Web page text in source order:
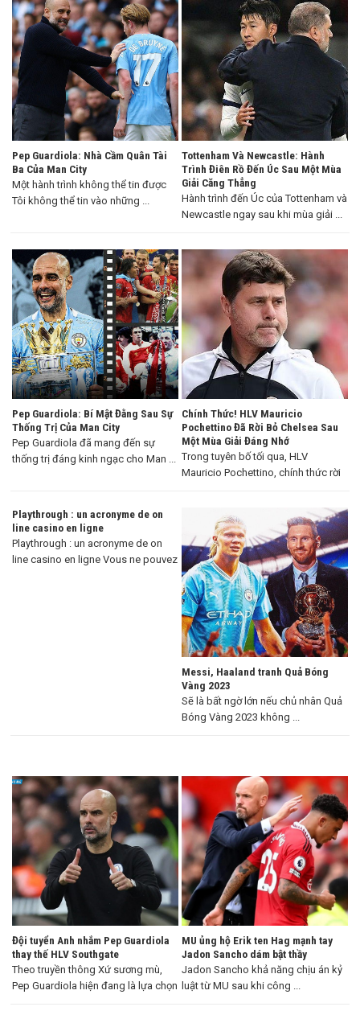
Pep Guardiola: Nhà Cầm Quân Tài
Ba Của Man City
Một hành trình không thể tin được
Tôi không thể tin vào những ...
Tottenham Và Newcastle: Hành
Trình Điên Rồ Đến Úc Sau Một Mùa
Giải Căng Thẳng
Hành trình đến Úc của Tottenham và
Newcastle ngay sau khi mùa giải ...
Pep Guardiola: Bí Mật Đằng Sau Sự
Thống Trị Của Man City
Pep Guardiola đã mang đến sự
thống trị đáng kinh ngạc cho Man ...
Chính Thức! HLV Mauricio
Pochettino Đã Rời Bỏ Chelsea Sau
Một Mùa Giải Đáng Nhớ
Trong tuyên bố tối qua, HLV
Mauricio Pochettino, chính thức rời
Playthrough : un acronyme de on
line casino en ligne
Playthrough : un acronyme de on
line casino en ligne Vous ne pouvez
Messi, Haaland tranh Quả Bóng
Vàng 2023
Sẽ là bất ngờ lớn nếu chủ nhân Quả
Bóng Vàng 2023 không ...
Đội tuyển Anh nhắm Pep Guardiola
thay thế HLV Southgate
Theo truyền thông Xứ sương mù,
Pep Guardiola hiện đang là lựa chọn
MU ủng hộ Erik ten Hag mạnh tay
Jadon Sancho dám bật thầy
Jadon Sancho khả năng chịu án kỷ
luật từ MU sau khi công ...